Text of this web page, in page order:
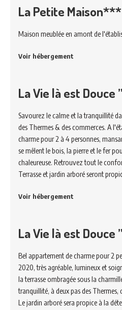
La Petite Maison***
Maison meublée en amont de
Voir hébergement
La Vie là est Douce
Savourez le calme et la tranquillité
des Thermes & des commerces. A
charme pour 2 à 4 personnes,
se mêlent le bois, la pierre et le fer
chaleureuse. Retrouvez tout le
Terrasse et jardin arboré seront
Voir hébergement
La Vie là est Douce
Bel appartement de charme pour 2
2020, très agréable, lumineux et
la terrasse ombragée sous la
tranquillité, à deux pas des Thermes,
Le jardin arboré sera propice à la